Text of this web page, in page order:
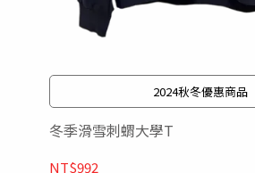
2024秋冬優惠商品
冬季滑雪刺蝟大學T
NT$992